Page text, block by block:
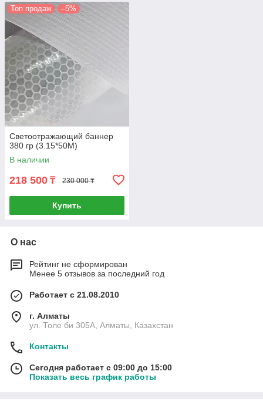
Топ продаж –5%
Светоотражающий баннер
380 гр (3.15*50M)
В наличии
218 500 ₸ 230 000 ₸
Купить
О нас
Рейтинг не сформирован
Менее 5 отзывов за последний год
Работает с 21.08.2010
г. Алматы
ул. Толе би 305А, Алматы, Казахстан
Контакты
Сегодня работает с 09:00 до 15:00
Показать весь график работы